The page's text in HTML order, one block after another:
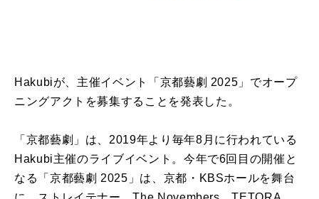
Hakubiが、主催イベント「京都藝劇 2025」でオープ
ニングアクトを募集することを発表した。
「京都藝劇」は、2019年より毎年8月に行われている
Hakubi主催のライブイベント。今年で6回目の開催と
なる「京都藝劇 2025」は、京都・KBSホールを舞台